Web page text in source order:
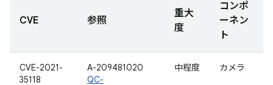
CVE 参照
重大
度
コンポ
ーネン
ト
CVE-2021-
35118
A-209481020
QC-
中程度 カメラ